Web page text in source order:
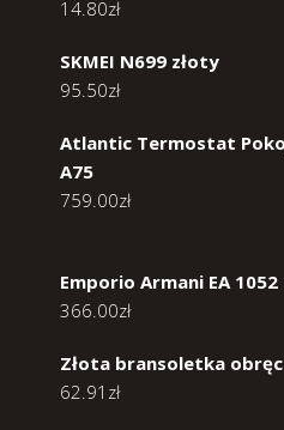
14.80zł
SKMEI N699 złoty
95.50zł
Atlantic Termostat
A75
759.00zł
Emporio Armani EA 1052
366.00zł
Złota bransoletka
62.91 zł